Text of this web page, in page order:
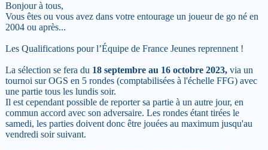
Bonjour à tous,
Vous êtes ou vous avez dans votre entourage un joueur de go né en
2004 ou après...
Les Qualifications pour l’Équipe de France Jeunes reprennent !
La sélection se fera du 18 septembre au 16 octobre 2023, via un
tournoi sur OGS en 5 rondes (comptabilisées à l'échelle FFG) avec
une partie tous les lundis soir.
Il est cependant possible de reporter sa partie à un autre jour, en
commun accord avec son adversaire. Les rondes étant tirées le
samedi, les parties doivent donc être jouées au maximum jusqu'au
vendredi soir suivant.